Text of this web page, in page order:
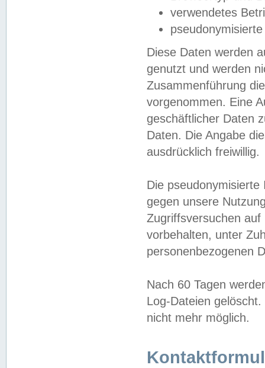
verwendetes
Diese Daten werden
genutzt und werden
Zusammenführung
vorgenommen. Eine
geschäftlicher Daten
Daten. Die Angabe
ausdrücklich freiwillig.
Die
gegen unsere
Zugriffsversuchen
vorbehalten, unter
personenbezogenen
Nach 60 Tagen
Log-Dateien
nicht mehr möglich.